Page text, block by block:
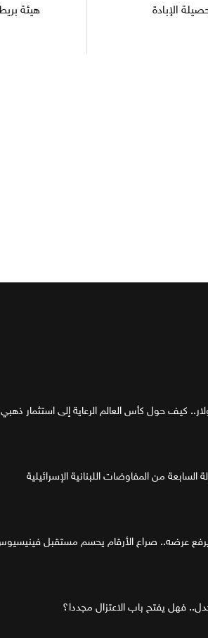
حصيلة الإبادة
هيئة
السابعة من المفاوضات اللبنانية الإسرائيلية
يرفع عرضه.. صراع الأرقام يحسم مستقبل
فهل يفتح باب الاعتزال مجددا؟